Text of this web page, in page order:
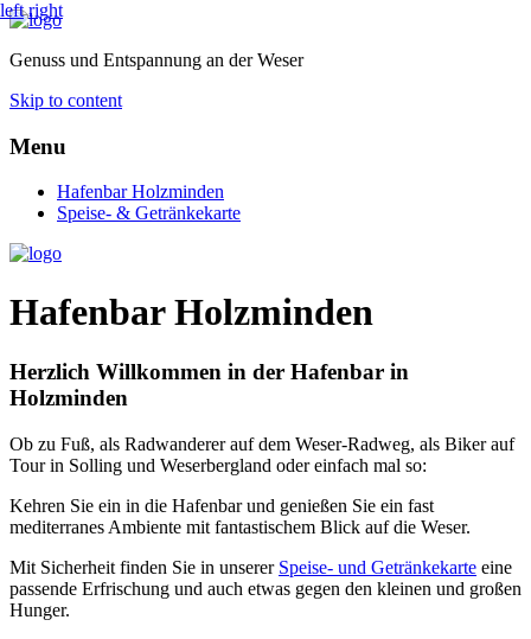
Genuss und Entspannung an der Weser
Skip to content
Menu
Hafenbar Holzminden
Speise- & Getränkekarte
left right
Hafenbar Holzminden
Herzlich Willkommen in der Hafenbar in
Holzminden
Ob zu Fuß, als Radwanderer auf dem Weser-Radweg, als Biker auf
Tour in Solling und Weserbergland oder einfach mal so:
Kehren Sie ein in die Hafenbar und genießen Sie ein fast
mediterranes Ambiente mit fantastischem Blick auf die Weser.
Mit Sicherheit finden Sie in unserer Speise- und Getränkekarte eine
passende Erfrischung und auch etwas gegen den kleinen und großen
Hunger.